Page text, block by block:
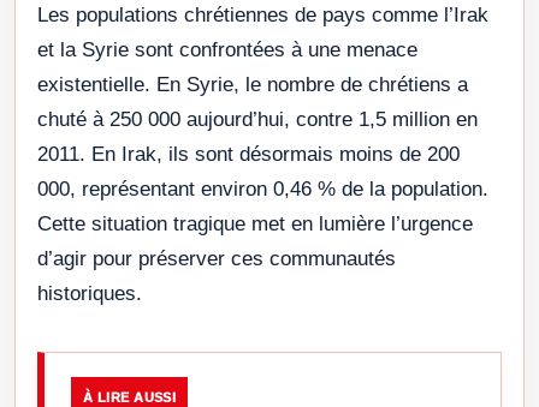
Les populations chrétiennes de pays comme l’Irak
et la Syrie sont confrontées à une menace
existentielle. En Syrie, le nombre de chrétiens a
chuté à 250 000 aujourd’hui, contre 1,5 million en
2011. En Irak, ils sont désormais moins de 200
000, représentant environ 0,46 % de la population.
Cette situation tragique met en lumière l’urgence
d’agir pour préserver ces communautés
historiques.
À LIRE AUSSI